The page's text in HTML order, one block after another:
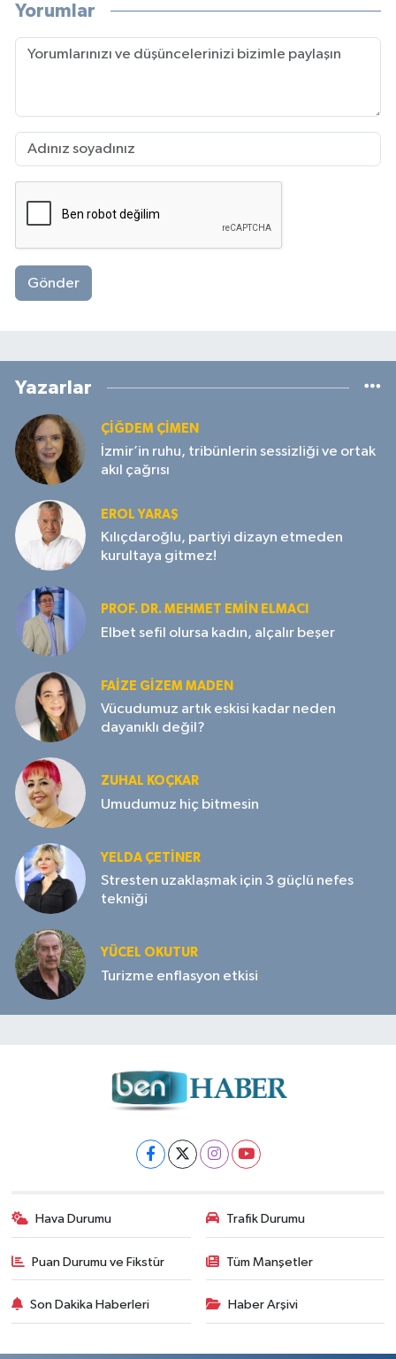
Yorumlar
Gönder
Yazarlar
ÇIĞDEM ÇIMEN
İzmir’in ruhu, tribünlerin sessizliği ve ortak
akıl çağrısı
EROL YARAŞ
Kılıçdaroğlu, partiyi dizayn etmeden
kurultaya gitmez!
PROF. DR. MEHMET EMIN ELMACI
Elbet sefil olursa kadın, alçalır beşer
FAIZE GIZEM MADEN
Vücudumuz artık eskisi kadar neden
dayanıklı değil?
ZUHAL KOÇKAR
Umudumuz hiç bitmesin
YELDA ÇETİNER
Stresten uzaklaşmak için 3 güçlü nefes
tekniği
YÜCEL OKUTUR
Turizme enflasyon etkisi
Hava Durumu Trafik Durumu
Puan Durumu ve Fikstür Tüm Manşetler
Son Dakika Haberleri Haber Arşivi